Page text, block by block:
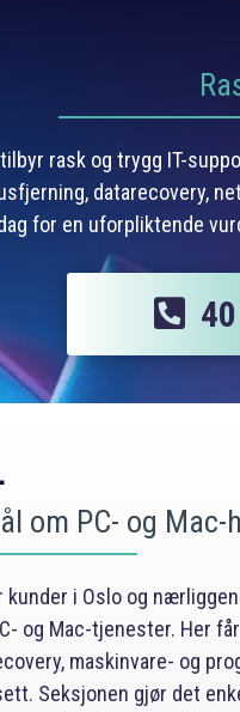
rask og trygg IT-
datarecovery,
for en uforpliktende
om PC- og Mac-
i Oslo og
og Mac-tjenester. Her
maskinvare- og
Seksjonen gjør det